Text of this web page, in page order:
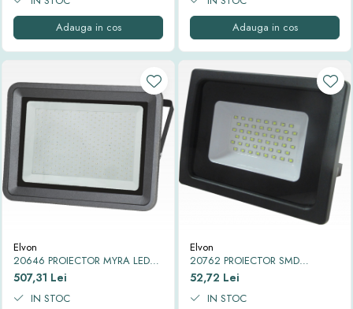
Adauga in cos
Adauga in cos
Elvon
20646 PROIECTOR MYRA LED
IP65 6500K 200W
507,31 Lei
IN STOC
Elvon
20762 PROIECTOR SMD
SPARTAN SLIM LED IP65 6500K
10W
52,72 Lei
IN STOC